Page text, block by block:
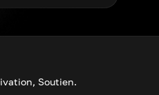
Soutien.